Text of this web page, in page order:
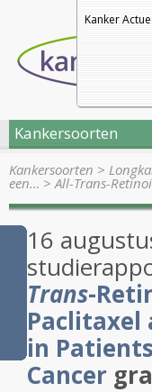
Kanker
Kankersoorten
Kankersoorten >
een… >All-Trans-
16
Trans-
Paclitaxel
in
Cancer